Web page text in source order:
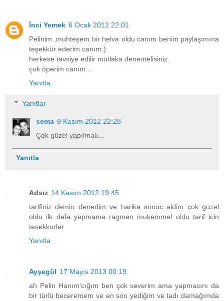
İnci Yemek 6 Ocak 2012 22:01
Pelinim ,muhteşem bir helva oldu canım benim paylaşımına
teşekkür ederim canım:)
herkese tavsiye edilir mutlaka denemelisiniz.
çok öperim canım...
Yanıtla
Yanıtlar
sema 9 Kasım 2012 22:28
Çok güzel yapılmalı...
Yanıtla
Adsız 14 Kasım 2012 19:45
tarifiniz demin denedim ve harika sonuc aldim cok guzel
oldu ilk defa yapmama ragmen mukemmel oldu tarif icin
tesekkurler
Yanıtla
Ayşegül 17 Mayıs 2013 00:19
ah Pelin Hanım'cığım ben çok severim ama yapmasını da
bir türlü beceremem ve en son yediğim ve tadı damağımda